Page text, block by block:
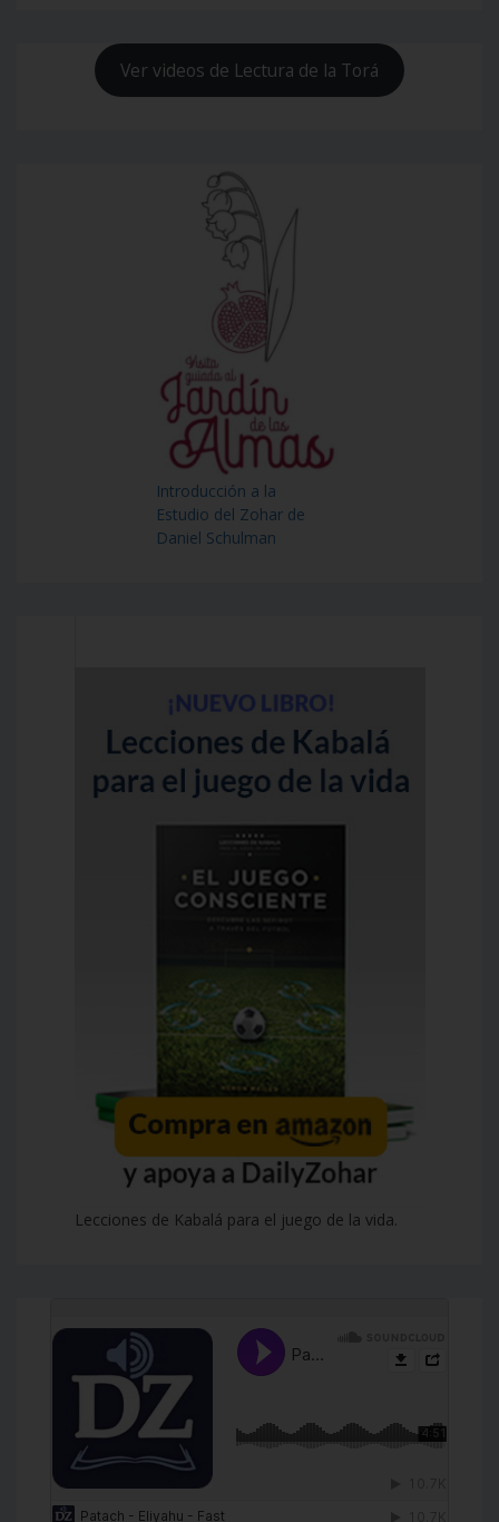
Ver videos de Lectura de la Torá
Introducción a la
Estudio del Zohar de
Daniel Schulman
Lecciones de Kabalá para el juego de la vida.